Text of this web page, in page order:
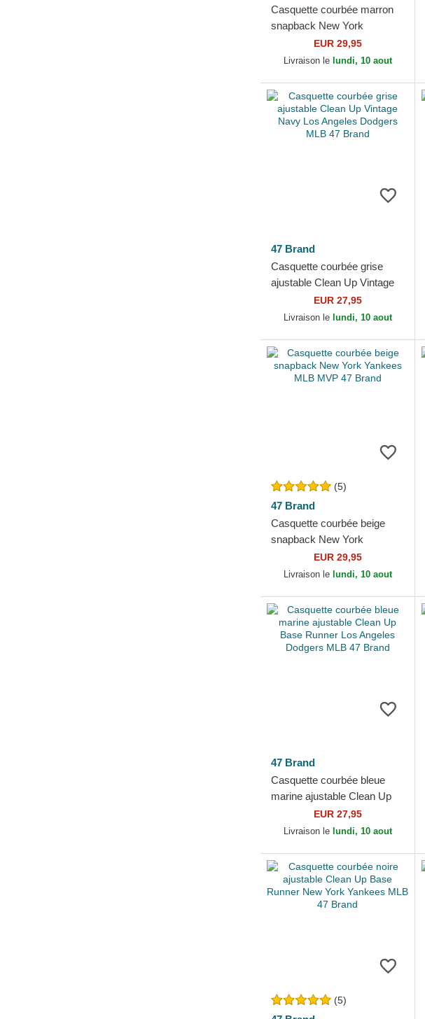
Casquette courbée marron
snapback New York
Yankees MLB MVP 47
Brand
EUR 29,95
Livraison le lundi, 10 aout
47 Brand
Casquette courbée grise
ajustable Clean Up Vintage
Navy Los Angeles Dodgers
MLB 47 Brand
EUR 27,95
Livraison le lundi, 10 aout
(5)
47 Brand
Casquette courbée beige
snapback New York
Yankees MLB MVP 47
Brand
EUR 29,95
Livraison le lundi, 10 aout
47 Brand
Casquette courbée bleue
marine ajustable Clean Up
Base Runner Los Angeles
Dodgers MLB 47 Brand
EUR 27,95
Livraison le lundi, 10 aout
(5)